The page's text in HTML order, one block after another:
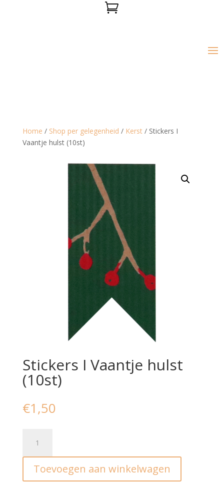

Home / Shop per gelegenheid / Kerst/ Stickers I
Vaantje hulst (10st)
Stickers I Vaantje hulst
(10st)
€1,50
Vaantje
hulst
(10st)
Toevoegen aan winkelwagen